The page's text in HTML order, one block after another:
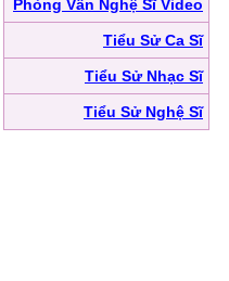
Phỏng Vấn Nghệ Sĩ Video
Tiểu Sử Ca Sĩ
Tiểu Sử Nhạc Sĩ
Tiểu Sử Nghệ Sĩ